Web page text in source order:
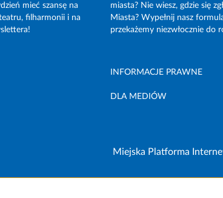
mieć szansę na
filharmonii i na
miasta? Nie wiesz, gdzie się
Miasta? Wypełnij nasz
przekażemy niezwłocznie do
INFORMACJE PRAWNE
DLA MEDIÓW
Miejska Platforma